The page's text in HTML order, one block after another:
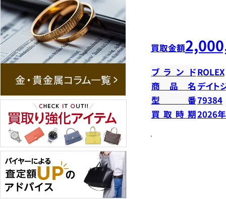
買取金額
ブランドROLEX
商品名 デイト
型番79384
買取時期2026